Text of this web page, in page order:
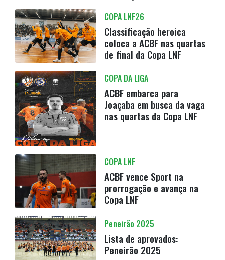
COPA LNF26
Classificação heroica
coloca a ACBF nas quartas
de final da Copa LNF
COPA DA LIGA
ACBF embarca para
Joaçaba em busca da vaga
nas quartas da Copa LNF
COPA LNF
ACBF vence Sport na
prorrogação e avança na
Copa LNF
Peneirão 2025
Lista de aprovados:
Peneirão 2025